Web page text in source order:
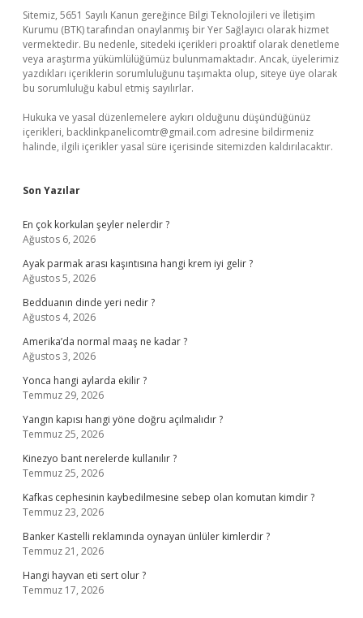
Sitemiz, 5651 Sayılı Kanun gereğince Bilgi Teknolojileri ve İletişim
Kurumu (BTK) tarafından onaylanmış bir Yer Sağlayıcı olarak hizmet
vermektedir. Bu nedenle, sitedeki içerikleri proaktif olarak denetleme
veya araştırma yükümlülüğümüz bulunmamaktadır. Ancak, üyelerimiz
yazdıkları içeriklerin sorumluluğunu taşımakta olup, siteye üye olarak
bu sorumluluğu kabul etmiş sayılırlar.
Hukuka ve yasal düzenlemelere aykırı olduğunu düşündüğünüz
içerikleri, backlinkpanelicomtr@gmail.com adresine bildirmeniz
halinde, ilgili içerikler yasal süre içerisinde sitemizden kaldırılacaktır.
Son Yazılar
En çok korkulan şeyler nelerdir ?
Ağustos 6, 2026
Ayak parmak arası kaşıntısına hangi krem iyi gelir ?
Ağustos 5, 2026
Bedduanın dinde yeri nedir ?
Ağustos 4, 2026
Amerika’da normal maaş ne kadar ?
Ağustos 3, 2026
Yonca hangi aylarda ekilir ?
Temmuz 29, 2026
Yangın kapısı hangi yöne doğru açılmalıdır ?
Temmuz 25, 2026
Kinezyo bant nerelerde kullanılır ?
Temmuz 25, 2026
Kafkas cephesinin kaybedilmesine sebep olan komutan kimdir ?
Temmuz 23, 2026
Banker Kastelli reklamında oynayan ünlüler kimlerdir ?
Temmuz 21, 2026
Hangi hayvan eti sert olur ?
Temmuz 17, 2026